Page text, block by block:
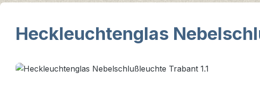
Heckleuchtenglas
Bildergalerie überspringen